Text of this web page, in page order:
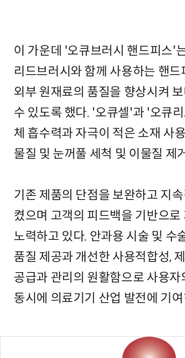
이 가운데 '오큐브러시 핸드피스'
리드브러시와 함께 사용하는 핸
외부 원재료의 품질을 향상시켜
수 있도록 했다. '오큐셀'과 '오큐
체 흡수력과 자극이 적은 소재 사
물질 및 눈꺼풀 세척 및 이물질 제
기존 제품의 단점을 보완하고 지
켰으며 고객의 피드백을 기반으로
노력하고 있다. 안과용 시술 및 수
품질 제공과 개선한 사용적합성,
공급과 관리의 원활함으로 사용
동시에 의료기기 산업 발전에 기